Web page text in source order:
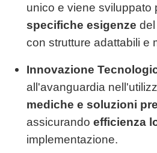
unico e viene sviluppato
specifiche esigenze
con strutture adattabili e
Innovazione
all'avanguardia
mediche e soluzioni
assicurando efficienza
implementazione.